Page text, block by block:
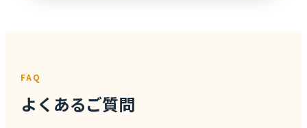
FAQ
よくあるご質問